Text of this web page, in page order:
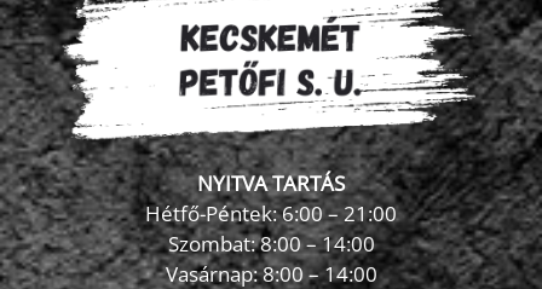
NYITVA TARTÁS
Hétfő-Péntek: 6:00 – 21:00
Szombat: 8:00 – 14:00
Vasárnap: 8:00 – 14:00